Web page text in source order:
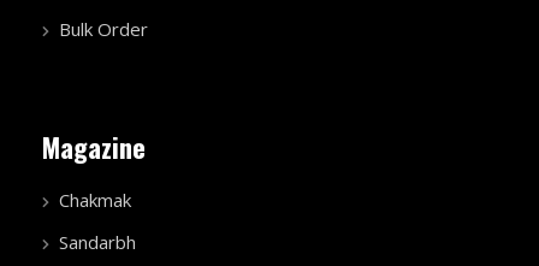
Bulk Order
Magazine
Chakmak
Sandarbh